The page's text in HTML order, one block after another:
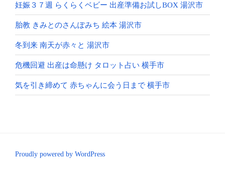
妊娠３７週 らくらくベビー 出産準備お試しBOX 湯沢市
胎教 きみとのさんぽみち 絵本 湯沢市
冬到来 南天が赤々と 湯沢市
危機回避 出産は命懸け タロット占い 横手市
気を引き締めて 赤ちゃんに会う日まで 横手市
Proudly powered by WordPress